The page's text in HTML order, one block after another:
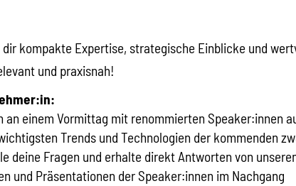
kompakte Expertise, strategische Einblicke und
und praxisnah!
an einem Vormittag mit renommierten Speaker:innen
Trends und Technologien der kommenden
deine Fragen und erhalte direkt Antworten von
und Präsentationen der Speaker:innen im Nachgang